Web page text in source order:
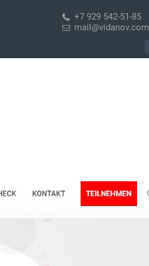
+7 929 542-51-85
mail@vidanov.com